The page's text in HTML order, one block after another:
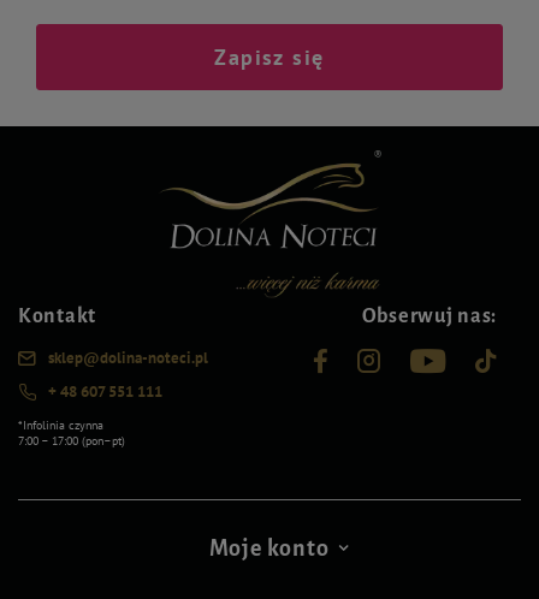
Zapisz się
Kontakt
sklep@dolina-noteci.pl
+ 48 607 551 111
*Infolinia czynna
7:00 – 17:00 (pon–pt)
Obserwuj nas:
Moje konto